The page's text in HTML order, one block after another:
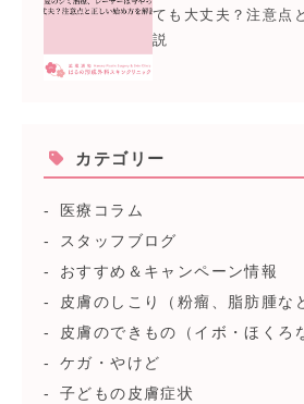
ても大丈夫？注意点
説
カテゴリー
医療コラム
スタッフブログ
おすすめ＆キャンペーン情報
皮膚のしこり（粉瘤、脂肪腫な
皮膚のできもの（イボ・ほくろ
ケガ・やけど
子どもの皮膚症状